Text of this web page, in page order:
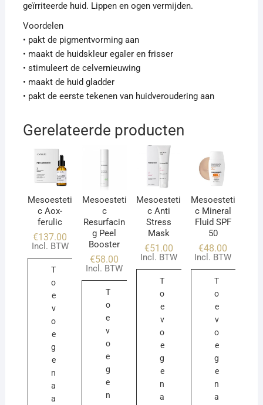
geïrriteerde huid. Lippen en ogen vermijden.
Voordelen
• pakt de pigmentvorming aan
• maakt de huidskleur egaler en frisser
• stimuleert de celvernieuwing
• maakt de huid gladder
• pakt de eerste tekenen van huidveroudering aan
Gerelateerde producten
Mesoesteti
c Aox-
ferulic
€137.00
Incl. BTW
T
o
e
v
o
e
g
e
n
a
a
Mesoesteti
c
Resurfacin
g Peel
Booster
€58.00
Incl. BTW
T
o
e
v
o
e
g
e
n
Mesoesteti
c Anti
Stress
Mask
€51.00
Incl. BTW
T
o
e
v
o
e
g
e
n
a
Mesoesteti
c Mineral
Fluid SPF
50
€48.00
Incl. BTW
T
o
e
v
o
e
g
e
n
a